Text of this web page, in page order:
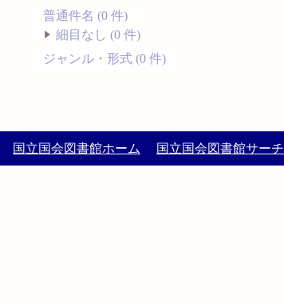
普通件名 (0 件)
細目なし (0 件)
ジャンル・形式 (0 件)
国立国会図書館ホーム 国立国会図書館サーチ